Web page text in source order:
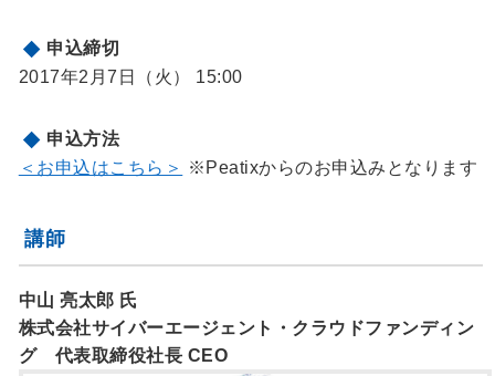
申込締切
2017年2月7日（火） 15:00
申込方法
＜お申込はこちら＞
※Peatixからのお申込みとなります
講師
中山 亮太郎 氏
株式会社サイバーエージェント・クラウドファンディン
グ 代表取締役社長 CEO